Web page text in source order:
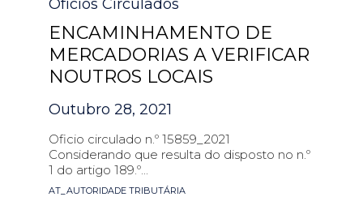
Ofícios Circulados
ENCAMINHAMENTO DE
MERCADORIAS A VERIFICAR
NOUTROS LOCAIS
Outubro 28, 2021
Oficio circulado n.º 15859_2021
Considerando que resulta do disposto no n.º
1 do artigo 189.º...
Tags
AT_AUTORIDADE TRIBUTÁRIA